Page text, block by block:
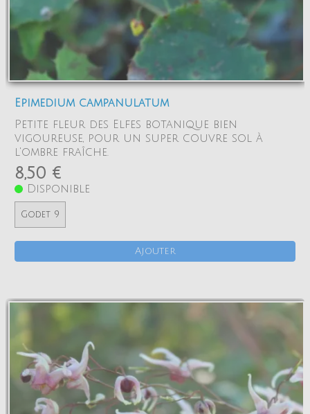
Epimedium campanulatum
Petite fleur des Elfes botanique bien
vigoureuse, pour un super couvre sol à
l'ombre fraîche.
8,50 €
Disponible
Godet 9
Ajouter